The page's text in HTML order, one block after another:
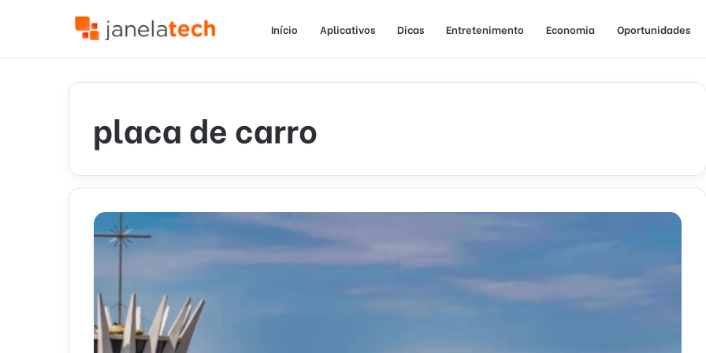
Início Aplicativos Dicas Entretenimento Economia Oportunidades
placa de carro